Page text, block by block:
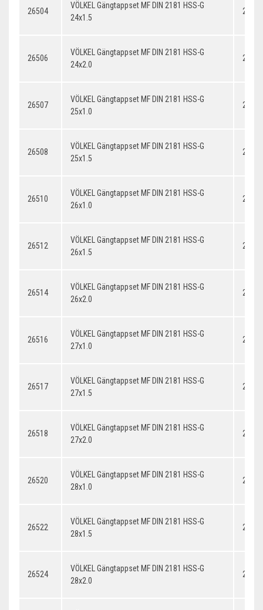
26504
VÖLKEL Gängtappset MF DIN 2181 HSS-G
24x1.5
26506
VÖLKEL Gängtappset MF DIN 2181 HSS-G
24x2.0
26507
VÖLKEL Gängtappset MF DIN 2181 HSS-G
25x1.0
26508
VÖLKEL Gängtappset MF DIN 2181 HSS-G
25x1.5
26510
VÖLKEL Gängtappset MF DIN 2181 HSS-G
26x1.0
26512
VÖLKEL Gängtappset MF DIN 2181 HSS-G
26x1.5
26514
VÖLKEL Gängtappset MF DIN 2181 HSS-G
26x2.0
26516
VÖLKEL Gängtappset MF DIN 2181 HSS-G
27x1.0
26517
VÖLKEL Gängtappset MF DIN 2181 HSS-G
27x1.5
26518
VÖLKEL Gängtappset MF DIN 2181 HSS-G
27x2.0
26520
VÖLKEL Gängtappset MF DIN 2181 HSS-G
28x1.0
26522
VÖLKEL Gängtappset MF DIN 2181 HSS-G
28x1.5
26524
VÖLKEL Gängtappset MF DIN 2181 HSS-G
28x2.0